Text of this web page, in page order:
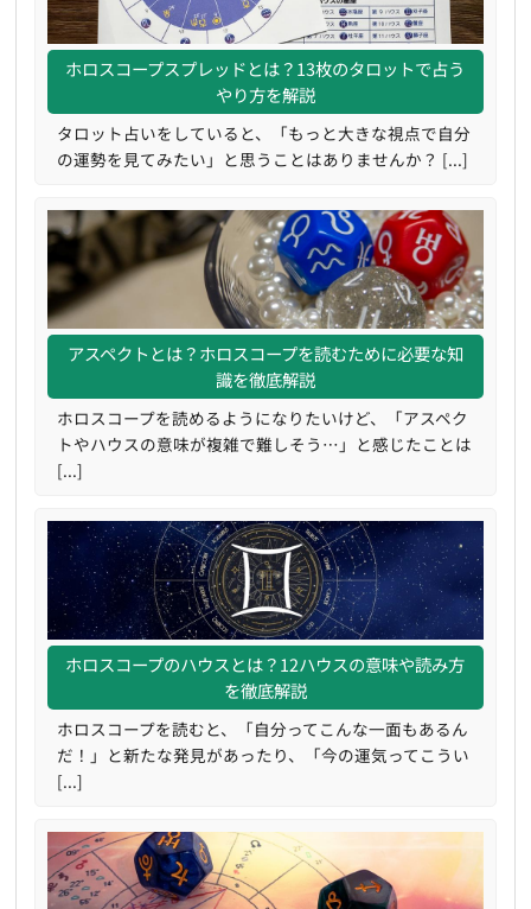
ホロスコープスプレッドとは？13枚のタロットで占う
やり方を解説
タロット占いをしていると、「もっと大きな視点で自分
の運勢を見てみたい」と思うことはありませんか？ [...]
アスペクトとは？ホロスコープを読むために必要な知
識を徹底解説
ホロスコープを読めるようになりたいけど、「アスペク
トやハウスの意味が複雑で難しそう…」と感じたことは
[...]
ホロスコープのハウスとは？12ハウスの意味や読み方
を徹底解説
ホロスコープを読むと、「自分ってこんな一面もあるん
だ！」と新たな発見があったり、「今の運気ってこうい
[...]